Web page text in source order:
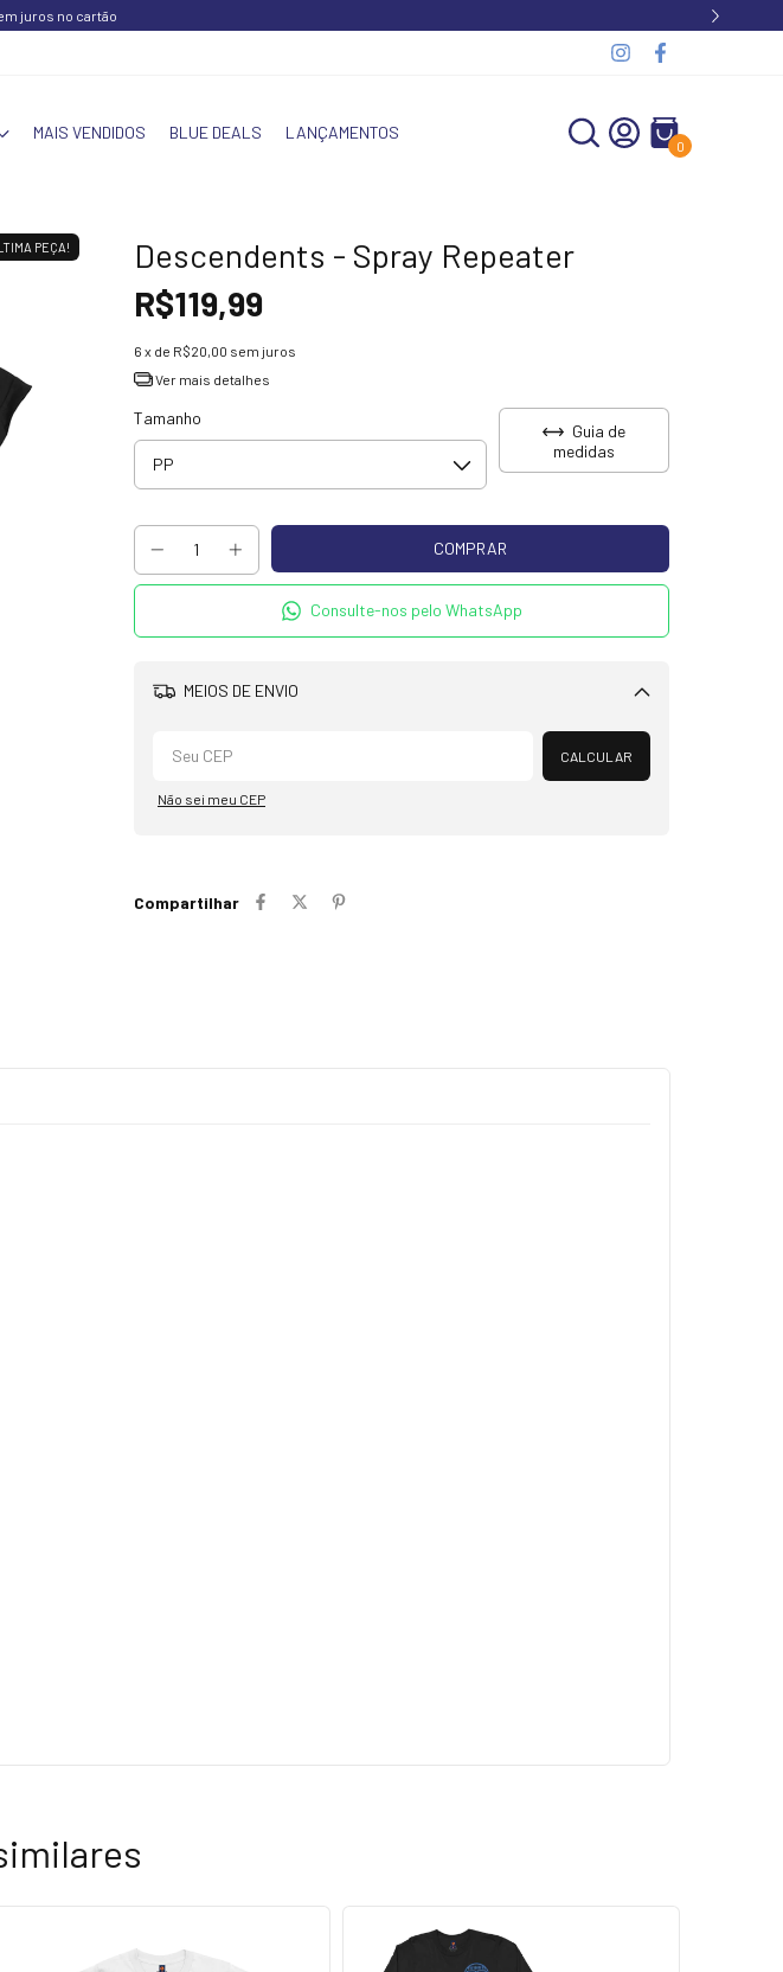
juros no cartão
MAIS VENDIDOS BLUE DEALS LANÇAMENTOS
0
PEÇA! Descendents - Spray Repeater
R$119,99
6 x de R$20,00 sem juros
Ver mais detalhes
Tamanho
Guia de
medidas
Consulte-nos pelo WhatsApp
MEIOS DE ENVIO
Alterar CEP
CALCULAR
Não sei meu CEP
Compartilhar